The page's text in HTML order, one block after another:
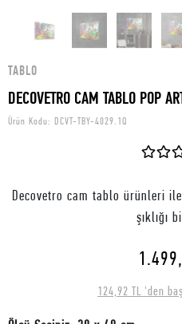
TABLO
DECOVETRO CAM TABLO POP
Ürün Kodu: DCVT-TBY-4029.1Q
Decovetro cam tablo ürünleri
şıklığı
124,92 TL 'den